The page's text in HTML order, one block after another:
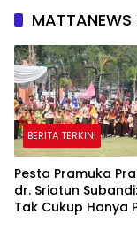
MATTANEWS
BERITA TERKINI
Pesta Pramuka
dr. Sriatun
Tak Cukup Hanya